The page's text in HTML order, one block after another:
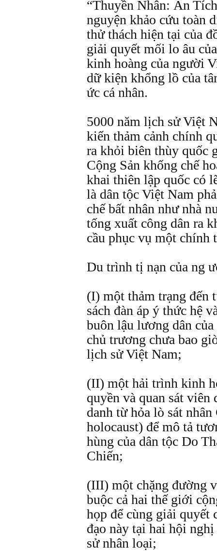
“Thuyền Nhân: Ấn
nguyện khảo cứu toàn
thử thách hiện tại của
giải quyết mối lo âu
kinh hoàng của người
dữ kiện khổng lồ của
ức cá nhân.
5000 năm lịch sử Việt
kiến thảm cảnh chính
ra khỏi biên thùy quốc
Cộng Sản khống chế
khai thiên lập quốc có
là dân tộc Việt Nam
chế bất nhân như nhà
tống xuất công dân ra
cầu phục vụ một chính
Du trình tị nạn của ng
(I) một thảm trạng đến
sách đàn áp ý thức hệ
buôn lậu lương dân
chủ trương chưa bao
lịch sử Việt Nam;
(II) một hải trình kinh
quyền và quan sát viên
danh từ hỏa lò sát
holocaust) để mô tả
hùng của dân tộc Do
Chiến;
(III) một chặng đường
buộc cả hai thế giới
họp để cùng giải quyết
đạo này tại hai hội
sử nhân loại;